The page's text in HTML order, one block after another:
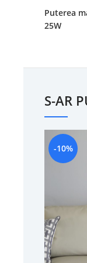
Puterea
25W
S-AR
-10%